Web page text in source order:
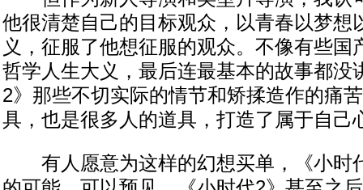
他很清楚自己的目标观众，以青春以梦想
义，征服了他想征服的观众。不像有些国
哲学人生大义，最后连最基本的故事都没
2》那些不切实际的情节和矫揉造作的痛
具，也是很多人的道具，打造了属于自己
有人愿意为这样的幻想买单，《小时